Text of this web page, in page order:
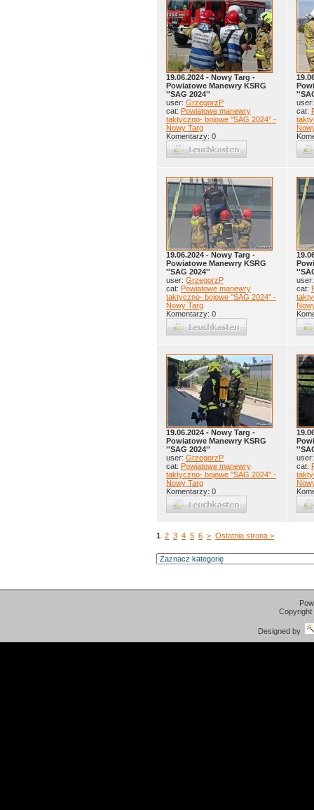
19.06.2024 - Nowy Targ -
Powiatowe Manewry KSRG
''SAG 2024''
user: GrzegorzP
cat: Powiatowe manewry
taktyczno- bojowe ''SAG 2024'' -
Nowy Targ
Komentarzy: 0
cat:
19.06.2024 - Nowy Targ -
Powiatowe Manewry KSRG
''SAG 2024''
user: GrzegorzP
cat: Powiatowe manewry
taktyczno- bojowe ''SAG 2024'' -
Nowy Targ
Komentarzy: 0
cat:
19.06.2024 - Nowy Targ -
Powiatowe Manewry KSRG
''SAG 2024''
user: GrzegorzP
cat: Powiatowe manewry
taktyczno- bojowe ''SAG 2024'' -
Nowy Targ
Komentarzy: 0
cat:
1 2 3 4 5 6 > Ostatnia strona >
Designed by